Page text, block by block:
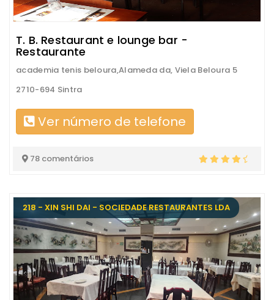
T. B. Restaurant e lounge bar -
Restaurante
academia tenis beloura,Alameda da, Viela Beloura 5
2710-694 Sintra
Ver número de telefone
78 comentários
218 - XIN SHI DAI - SOCIEDADE RESTAURANTES LDA